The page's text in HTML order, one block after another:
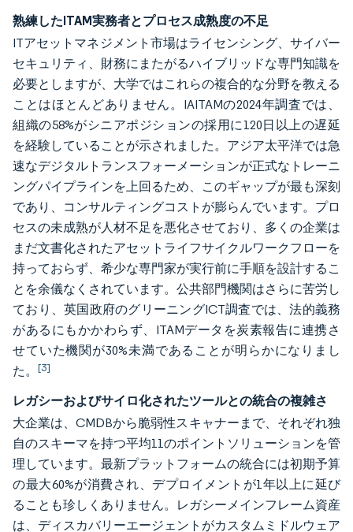
熟練したITAM実務者とプロセス成熟度の不足
ITアセットマネジメント市場はライセンシング、サイバー
セキュリティ、財務にまたがるハイブリッドな専門知識を
必要としますが、大学ではこれらの複合的な分野を教える
ことはほとんどありません。IAITAMの2024年調査では、
組織の58%がシニアポジションの採用に120日以上の遅延
を経験していることが示されました。アジア太平洋では急
速なデジタルトランスフォーメーションが正式なトレーニ
ングパイプラインを上回るため、このギャップが最も深刻
であり、コンサルティングコストが膨らんでいます。プロ
セスの未成熟が人材不足を悪化させており、多くの企業は
まだ文書化されたアセットライフサイクルワークフローを
持っておらず、希少な専門家が実行前に手順を設計するこ
とを余儀なくされています。公共部門機関はさらに苦労し
ており、英国政府のグリーニングICT調査では、法的義務
があるにもかかわらず、ITAMデータを炭素報告に連携さ
せていた機関が30%未満であることが明らかになりまし
た。 [3]
レガシーおよびサイロ化されたツールとの統合の複雑さ
大企業は、CMDBから脆弱性スキャナーまで、それぞれ独
自のスキーマを持つ平均11のポイントソリューションを管
理しています。最新プラットフォームの統合には初期予算
の最大60%が消費され、デプロイメントが1年以上に延び
ることも珍しくありません。レガシーメインフレーム資産
は、ディスカバリーエージェントがカスタムミドルウェア